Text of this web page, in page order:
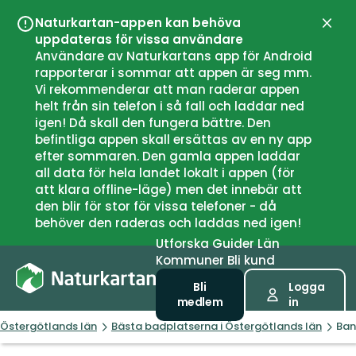
Naturkartan-appen kan behöva
uppdateras för vissa användare
Användare av Naturkartans app för Android
rapporterar i sommar att appen är seg mm.
Vi rekommenderar att man raderar appen
helt från sin telefon i så fall och laddar ned
igen! Då skall den fungera bättre. Den
befintliga appen skall ersättas av en ny app
efter sommaren. Den gamla appen laddar
all data för hela landet lokalt i appen (för
att klara offline-läge) men det innebär att
den blir för stor för vissa telefoner - då
behöver den raderas och laddas ned igen!
UtforskaGuiderLän
Kommuner Bli kund
Bli
medlem
Logga
in
Östergötlands län Bästa badplatserna i Östergötlands län